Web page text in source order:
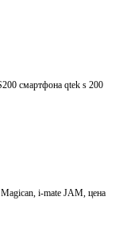
смартфона qtek s 200
i-mate JAM, цена